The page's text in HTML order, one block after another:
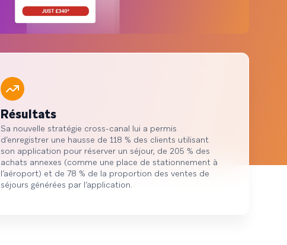
points de données couvrant plus de
750 marques.
Résultats
Sa nouvelle stratégie cross-canal lui a permis
d’enregistrer une hausse de 118 % des clients utilisant
son application pour réserver un séjour, de 205 % des
achats annexes (comme une place de stationnement à
l’aéroport) et de 78 % de la proportion des ventes de
séjours générées par l’application.